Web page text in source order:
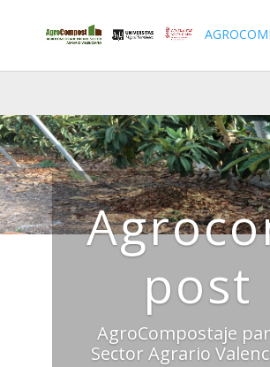
post
AgroCompostaje
Sector Agrario